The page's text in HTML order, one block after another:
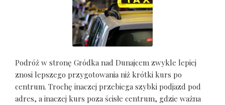
Podróż w stronę Gródka nad Dunajcem zwykle lepiej
znosi lepszego przygotowania niż krótki kurs po
centrum. Trochę inaczej przebiega szybki podjazd pod
adres, a inaczej kurs poza ścisłe centrum, gdzie ważna